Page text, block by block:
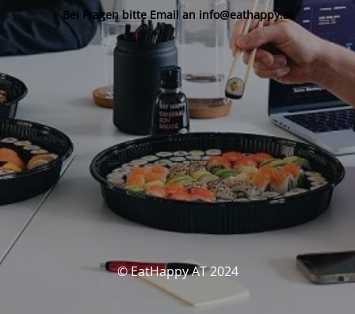
Bei Fragen bitte Email an info@eathappy.at
© EatHappy AT 2024